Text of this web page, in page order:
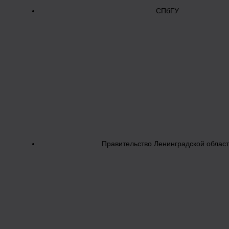
СПбГУ
Правительство Ленинградской